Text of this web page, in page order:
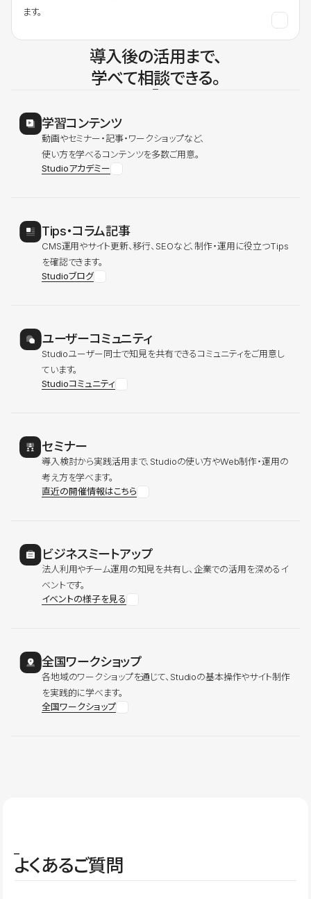
ます。
導入後の活用まで、
学べて相談できる。
学習コンテンツ
動画やセミナー・記事・ワークショップなど、
使い方を学べるコンテンツを多数ご用意。
Studioアカデミー
Tips・コラム記事
CMS運用やサイト更新、移行、SEOなど、制作・運用に役立つTips
を確認できます。
Studioブログ
ユーザーコミュニティ
Studioユーザー同士で知見を共有できるコミュニティをご用意し
ています。
Studioコミュニティ
セミナー
導入検討から実践活用まで、Studioの使い方やWeb制作・運用の
考え方を学べます。
直近の開催情報はこちら
ビジネスミートアップ
法人利用やチーム運用の知見を共有し、企業での活用を深めるイ
ベントです。
イベントの様子を見る
全国ワークショップ
各地域のワークショップを通じて、Studioの基本操作やサイト制作
を実践的に学べます。
全国ワークショップ
よくあるご質問